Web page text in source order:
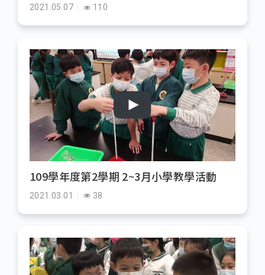
2021.05.07 110
109學年度第2學期 2~3月小學教學活動
2021.03.01 38